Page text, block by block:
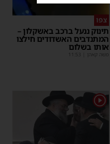
צפו
תינוק ננעל ברכב באשקלון –
המתנדבים האשדודים חילצו
אותו בשלום
משה קאהן 11:53
1